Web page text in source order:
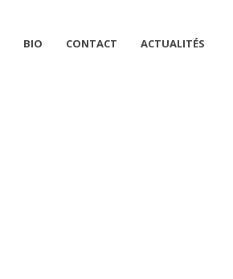
BIO CONTACT ACTUALITÉS